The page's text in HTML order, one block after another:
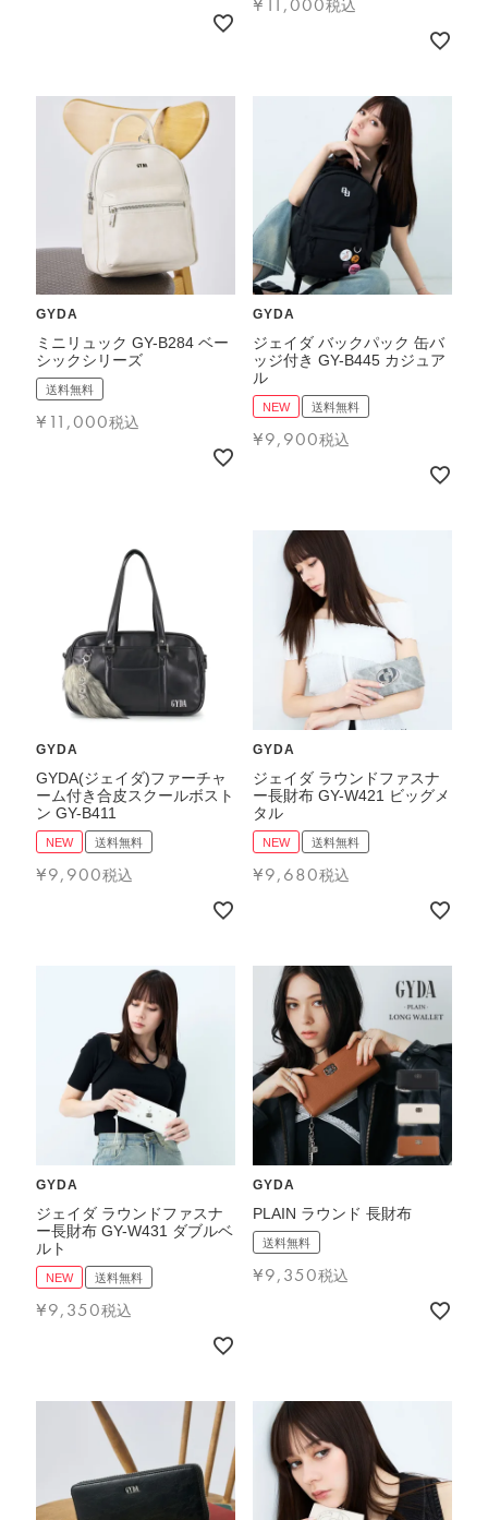
税込
GYDA
ミニリュック GY-B284 ベー
シックシリーズ
送料無料
¥ 11,000税込
GYDA
ジェイダ バックパック 缶バ
ッジ付き GY-B445 カジュア
ル
NEW 送料無料
¥9,900税込
GYDA
GYDA(ジェイダ)ファーチャ
ーム付き合皮スクールボスト
ン GY-B411
NEW 送料無料
¥9,900税込
GYDA
ジェイダ ラウンドファスナ
ー長財布 GY-W421 ビッグメ
タル
NEW 送料無料
¥9,680税込
GYDA
ジェイダ ラウンドファスナ
ー長財布 GY-W431 ダブルベ
ルト
NEW 送料無料
¥9,350税込
GYDA
PLAIN ラウンド 長財布
送料無料
¥9,350税込